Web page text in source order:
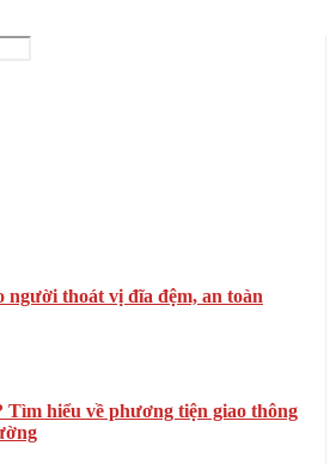
người thoát vị đĩa đệm, an toàn
Tìm hiểu về phương tiện giao thông